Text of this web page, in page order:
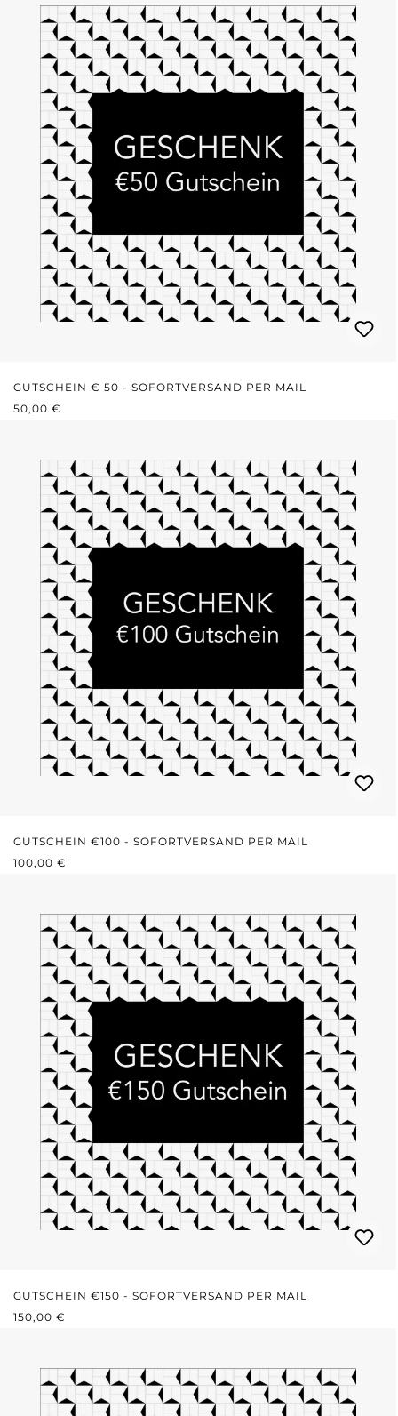
GUTSCHEIN € 50 - SOFORTVERSAND PER MAIL
REGULÄRER PREIS:
50,00 €
GUTSCHEIN €100 - SOFORTVERSAND PER MAIL
REGULÄRER PREIS:
100,00 €
GUTSCHEIN €150 - SOFORTVERSAND PER MAIL
REGULÄRER PREIS:
150,00 €